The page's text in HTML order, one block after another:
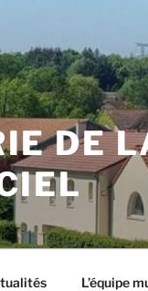
DE
L’équipe